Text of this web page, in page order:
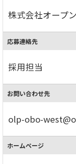
株式会社オープ
応募連絡先
採用担当
お問い合わせ先
olp-obo-
ホームページ